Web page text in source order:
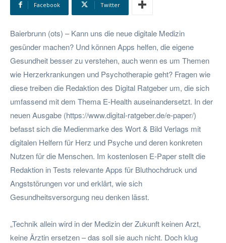
Facebook Twitter
Baierbrunn (ots) – Kann uns die neue digitale Medizin
gesünder machen? Und können Apps helfen, die eigene
Gesundheit besser zu verstehen, auch wenn es um Themen
wie Herzerkrankungen und Psychotherapie geht? Fragen wie
diese treiben die Redaktion des Digital Ratgeber um, die sich
umfassend mit dem Thema E-Health auseinandersetzt. In der
neuen Ausgabe (https://www.digital-ratgeber.de/e-paper/)
befasst sich die Medienmarke des Wort & Bild Verlags mit
digitalen Helfern für Herz und Psyche und deren konkreten
Nutzen für die Menschen. Im kostenlosen E-Paper stellt die
Redaktion in Tests relevante Apps für Bluthochdruck und
Angststörungen vor und erklärt, wie sich
Gesundheitsversorgung neu denken lässt.
„Technik allein wird in der Medizin der Zukunft keinen Arzt,
keine Ärztin ersetzen – das soll sie auch nicht. Doch klug